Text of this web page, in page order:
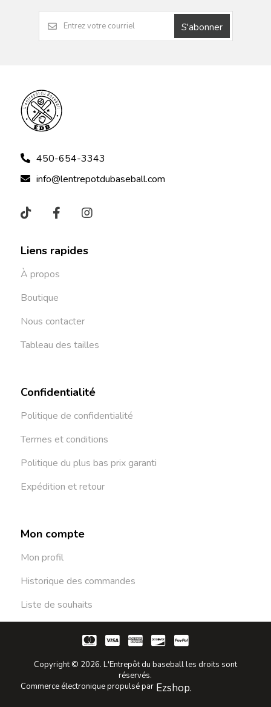
S'abonner
450-654-3343
info@lentrepotdubaseball.com
Liens rapides
À propos
Boutique
Nous contacter
Tableau des tailles
Confidentialité
Politique de confidentialité
Termes et conditions
Politique du plus bas prix garanti
Expédition et retour
Mon compte
Mon profil
Historique des commandes
Liste de souhaits
Copyright © 2026. L'Entrepôt du baseball les droits sont
réservés.
Commerce électronique propulsé par Ezshop.